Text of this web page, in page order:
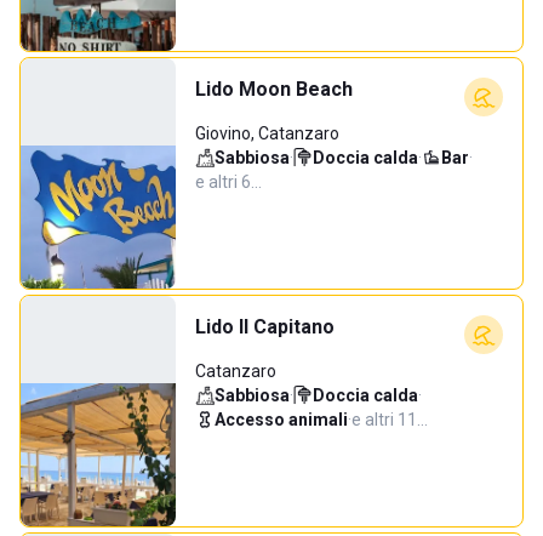
Lido Moon Beach
Giovino, Catanzaro
Sabbiosa· Doccia calda· Bar·
e altri 6…
Lido Il Capitano
Catanzaro
Sabbiosa· Doccia calda·
Accesso animali·e altri 11…